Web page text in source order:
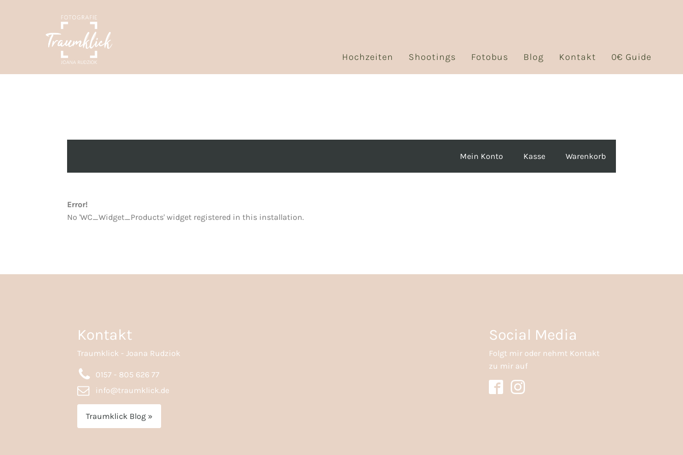
Hochzeiten Shootings Fotobus Blog Kontakt 0€ Guide
Mein Konto Kasse Warenkorb
Error!
No 'WC_Widget_Products' widget registered in this installation.
Kontakt
Traumklick - Joana Rudziok
0157 - 805 626 77
info@traumklick.de
Traumklick Blog »
Social Media
Folgt mir oder nehmt Kontakt
zu mir auf